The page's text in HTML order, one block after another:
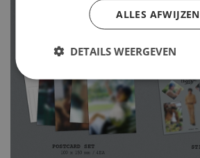
ALLES AFWIJZEN
DETAILS WEERGEVEN